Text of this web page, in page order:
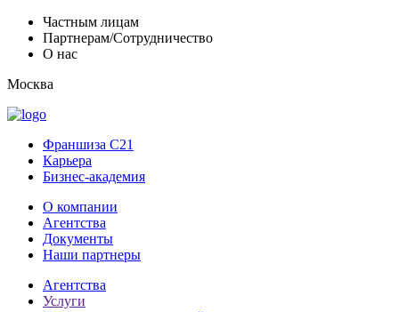
Частным лицам
Партнерам/Сотрудничество
О нас
Москва
Франшиза C21
Карьера
Бизнес-академия
О компании
Агентства
Документы
Наши партнеры
Агентства
Услуги